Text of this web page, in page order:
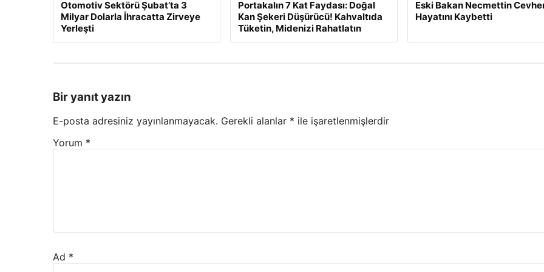
Otomotiv Sektörü Şubat’ta 3
Milyar Dolarla İhracatta Zirveye
Yerleşti
Portakalın 7 Kat Faydası: Doğal
Kan Şekeri Düşürücü! Kahvaltıda
Tüketin, Midenizi Rahatlatın
Eski Bakan Necmettin
Hayatını Kaybetti
Bir yanıt yazın
E-posta adresiniz yayınlanmayacak. Gerekli alanlar * ile işaretlenmişlerdir
Yorum *
Ad *